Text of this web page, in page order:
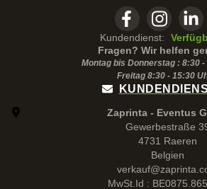
Kundendienst:
Fragen? Wir helfen
Montag bis Donnerstag : 8:30
Freitag 8:30 - 15:30
Zaprinta - Eventus
Gewerbestraße
4731 Raeren
Belgien
MwSt.Id :